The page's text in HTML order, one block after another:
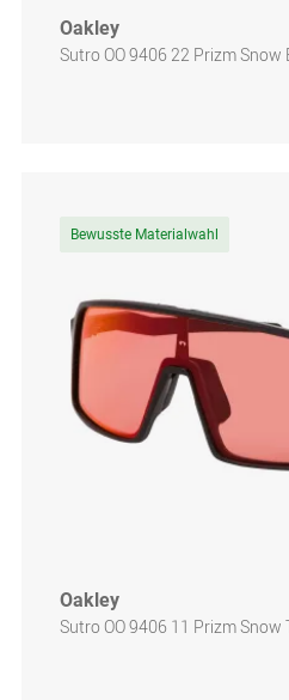
Oakley
Sutro OO 9406 22 Prizm
Bewusste Materialwahl
Oakley
Sutro OO 9406 11 Prizm Snow